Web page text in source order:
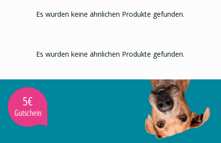
Es wurden keine ähnlichen Produkte gefunden.
Es wurden keine ähnlichen Produkte gefunden.
5€
Gutschein